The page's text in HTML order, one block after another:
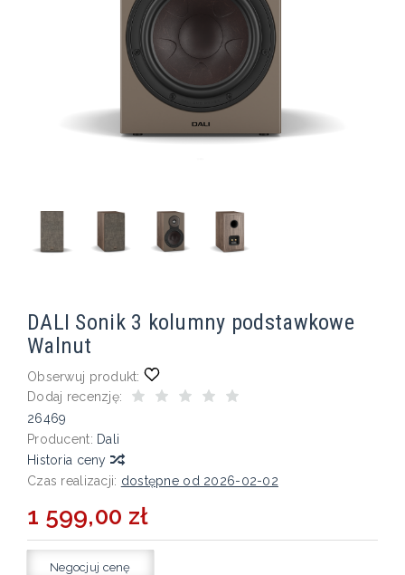
DALI Sonik 3 kolumny podstawkowe
Walnut
Obserwuj produkt:
Dodaj recenzję:
26469
Producent: Dali
Historia ceny
Czas realizacji: dostępne od 2026-02-02
1 599,00 zł
Negocjuj cenę